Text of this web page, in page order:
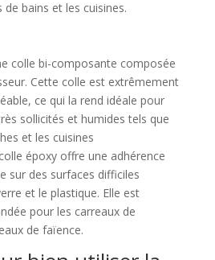
bains et les cuisines.
colle bi-composante composée
Cette colle est extrêmement
ce qui la rend idéale pour
sollicités et humides tels que
et les cuisines
époxy offre une adhérence
sur des surfaces difficiles
et le plastique. Elle est
pour les carreaux de
de faïence.